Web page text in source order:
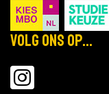
0 opleidingen|0
Volg ons op...